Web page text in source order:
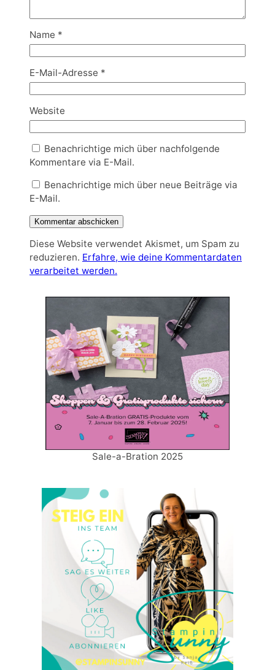
Name *
E-Mail-Adresse *
Website
Benachrichtige mich über nachfolgende
Kommentare via E-Mail.
Benachrichtige mich über neue Beiträge via
E-Mail.
Diese Website verwendet Akismet, um Spam zu
reduzieren. Erfahre, wie deine Kommentardaten
verarbeitet werden.
Sale-a-Bration 2025